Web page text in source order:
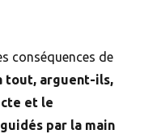
conséquences de
tout, arguent-ils,
et le
par la main